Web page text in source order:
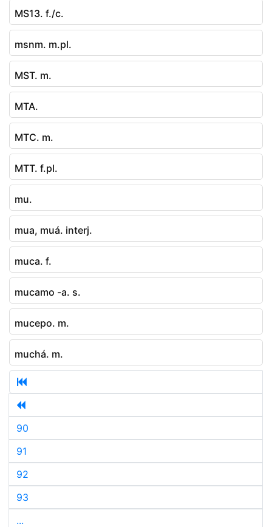
MS13. f./c.
msnm. m.pl.
MST. m.
MTA.
MTC. m.
MTT. f.pl.
mu.
mua, muá. interj.
muca. f.
mucamo -a. s.
mucepo. m.
muchá. m.
90
91
92
93
...